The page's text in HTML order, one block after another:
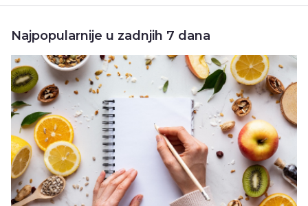
Najpopularnije u zadnjih 7 dana